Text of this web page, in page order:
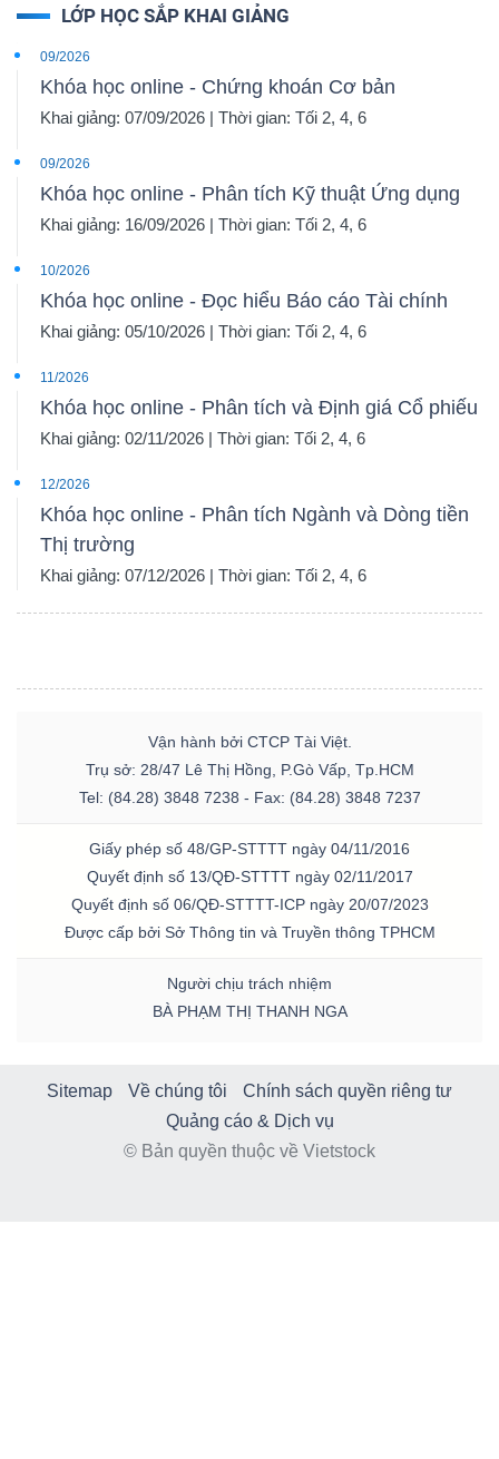
LỚP HỌC SẮP KHAI GIẢNG
09/2026
Khóa học online - Chứng khoán Cơ bản
Khai giảng: 07/09/2026 | Thời gian: Tối 2, 4, 6
09/2026
Khóa học online - Phân tích Kỹ thuật Ứng dụng
Khai giảng: 16/09/2026 | Thời gian: Tối 2, 4, 6
10/2026
Khóa học online - Đọc hiểu Báo cáo Tài chính
Khai giảng: 05/10/2026 | Thời gian: Tối 2, 4, 6
11/2026
Khóa học online - Phân tích và Định giá Cổ phiếu
Khai giảng: 02/11/2026 | Thời gian: Tối 2, 4, 6
12/2026
Khóa học online - Phân tích Ngành và Dòng tiền
Thị trường
Khai giảng: 07/12/2026 | Thời gian: Tối 2, 4, 6
Vận hành bởi CTCP Tài Việt.
Trụ sở: 28/47 Lê Thị Hồng, P.Gò Vấp, Tp.HCM
Tel: (84.28) 3848 7238 - Fax: (84.28) 3848 7237
Giấy phép số 48/GP-STTTT ngày 04/11/2016
Quyết định số 13/QĐ-STTTT ngày 02/11/2017
Quyết định số 06/QĐ-STTTT-ICP ngày 20/07/2023
Được cấp bởi Sở Thông tin và Truyền thông TPHCM
Người chịu trách nhiệm
BÀ PHẠM THỊ THANH NGA
Sitemap Về chúng tôi
Chính sách quyền riêng tư
Quảng cáo & Dịch vụ
© Bản quyền thuộc về Vietstock